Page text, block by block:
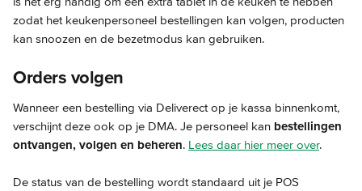
zodat het keukenpersoneel bestellingen kan volgen, producten
kan snoozen en de bezetmodus kan gebruiken.
Orders volgen
Wanneer een bestelling via Deliverect op je kassa binnenkomt,
verschijnt deze ook op je DMA. Je personeel kan bestellingen
ontvangen, volgen en beheren. Lees daar hier meer over.
De status van de bestelling wordt standaard uit je POS